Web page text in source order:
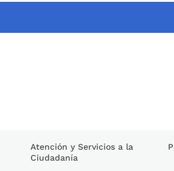
Atención y Servicios a la
Ciudadanía